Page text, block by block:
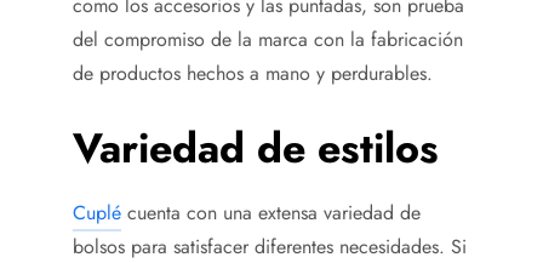
como los accesorios y las puntadas, son prueba
del compromiso de la marca con la fabricación
de productos hechos a mano y perdurables.
Variedad de estilos
Cuplé cuenta con una extensa variedad de
bolsos para satisfacer diferentes necesidades. Si